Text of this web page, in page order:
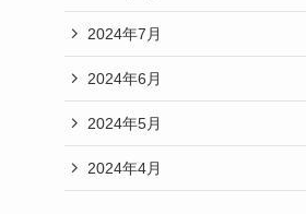
2024年7月
2024年6月
2024年5月
2024年4月